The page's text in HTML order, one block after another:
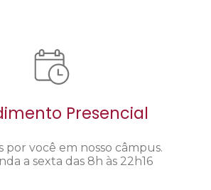
Presencial
por você em nosso câmpus.
a sexta das 8h às 22h16